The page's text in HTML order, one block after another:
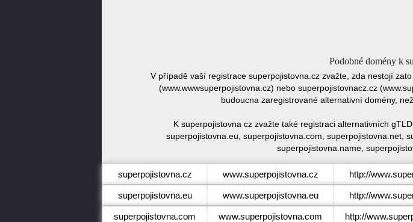
Podobné domény k
V případě vaší registrace superpojistovna.cz zvažte, zda nestojí
(www.wwwsuperpojistovna.cz) nebo superpojistovnacz.cz
budoucna zaregistrované alternativní domény,
K superpojistovna cz zvažte také registraci alternativních
superpojistovna.eu, superpojistovna.com, superpojistovna.net,
superpojistovna.name,
superpojistovna.cz www.superpojistovna.cz http://
superpojistovna.eu www.superpojistovna.eu http://
superpojistovna.com www.superpojistovna.com http://